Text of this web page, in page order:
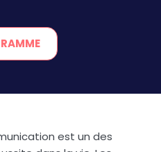
est un des